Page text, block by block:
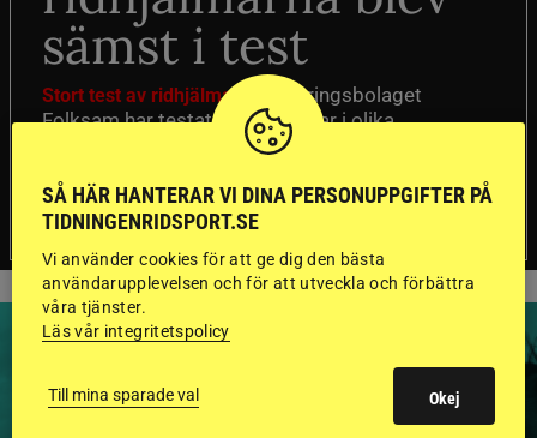
sämst i test
Stort test av ridhjälmar
Försäkringsbolaget
Folksam har testat 15 ridhjälmar i olika
prisklasser för att se vilken som är den säkraste.
mellan de olika hjälmarna – och dyrast är inte
bäst.
SÅ HÄR HANTERAR VI DINA PERSONUPPGIFTER PÅ
TIDNINGENRIDSPORT.SE
Vi använder cookies för att ge dig den bästa
användarupplevelsen och för att utveckla och förbättra
våra tjänster.
Läs vår integritetspolicy
Till mina sparade val Okej